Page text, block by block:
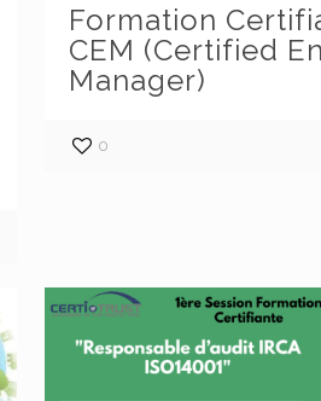
Formation
CEM (Certified
Manager)
0